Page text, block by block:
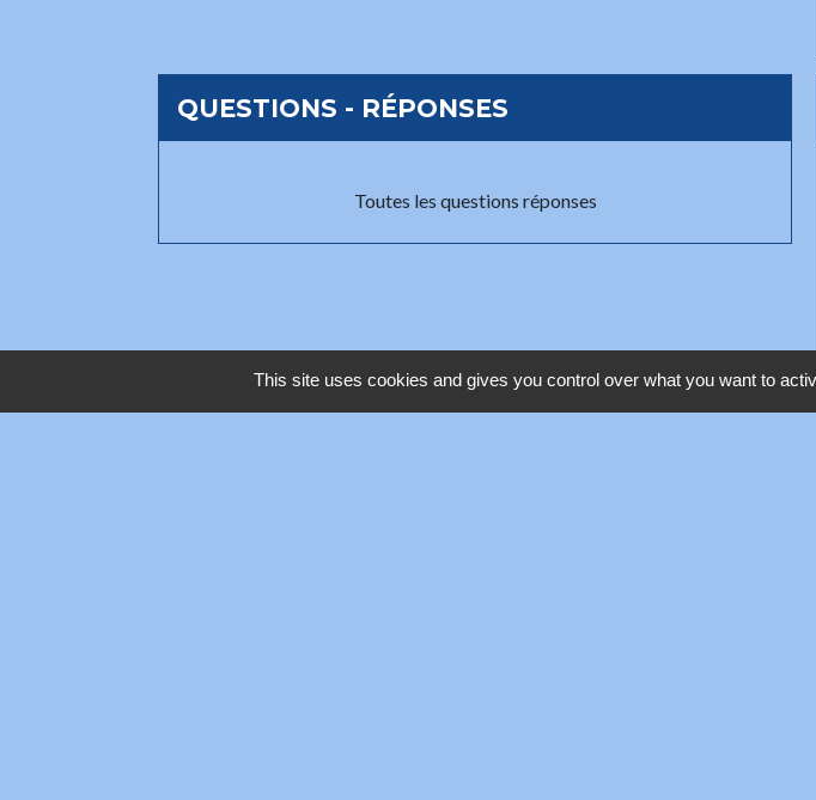
QUESTIONS - RÉPONSES
Toutes les questions réponses
This site uses cookies and gives you control over what you want to